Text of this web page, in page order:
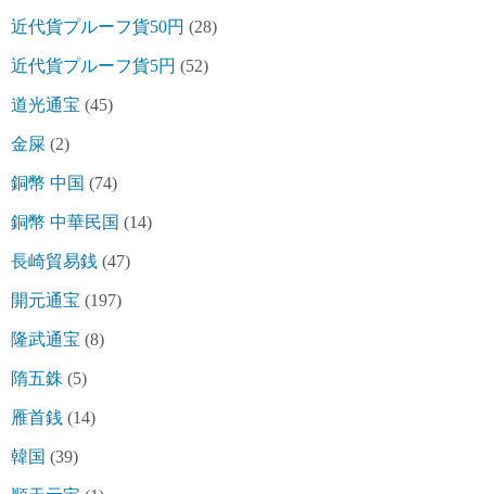
近代貨プルーフ貨50円 (28)
近代貨プルーフ貨5円 (52)
道光通宝 (45)
金屎 (2)
銅幣 中国 (74)
銅幣 中華民国 (14)
長崎貿易銭 (47)
開元通宝 (197)
隆武通宝 (8)
隋五銖 (5)
雁首銭 (14)
韓国 (39)